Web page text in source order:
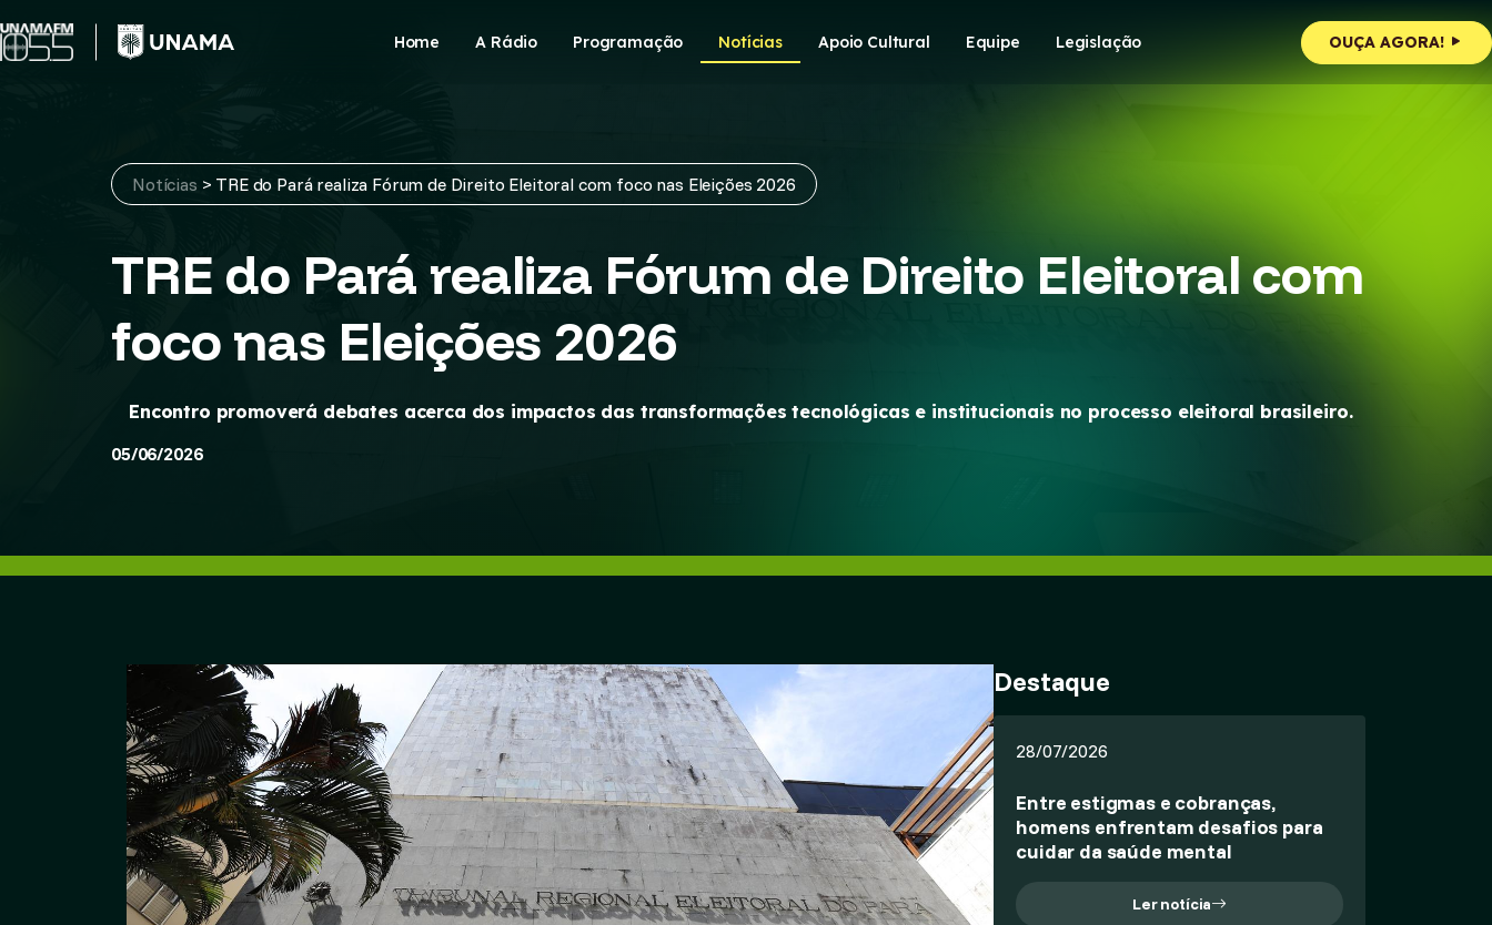
to
content
Home A Rádio Programação Notícias Apoio Cultural Equipe Legislação OUÇA AGORA!
Notícias > TRE do Pará realiza Fórum de Direito Eleitoral com foco nas Eleições 2026
TRE do Pará realiza Fórum de Direito Eleitoral com
foco nas Eleições 2026
Encontro promoverá debates acerca dos impactos das transformações tecnológicas e institucionais no processo eleitoral brasileiro.
05/06/2026
Destaque
28/07/2026
Entre estigmas e cobranças,
homens enfrentam desafios para
cuidar da saúde mental
Ler notícia